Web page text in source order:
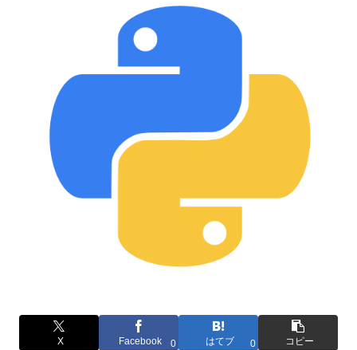
X Facebook 0 はてブ 0 コピー